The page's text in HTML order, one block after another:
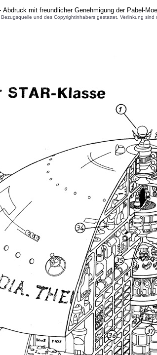
Abdruck mit freundlicher Genehmigung der Pabel-
und des Copyrightinhabers gestattet. Verlinkung sind